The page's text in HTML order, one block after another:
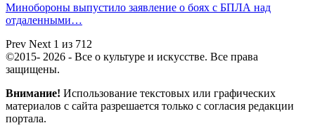
Минобороны выпустило заявление о боях с БПЛА над
отдаленными…
Prev Next 1 из 712
©2015- 2026 - Все о культуре и искусстве. Все права
защищены.
Внимание! Использование текстовых или графических
материалов с сайта разрешается только c согласия редакции
портала.